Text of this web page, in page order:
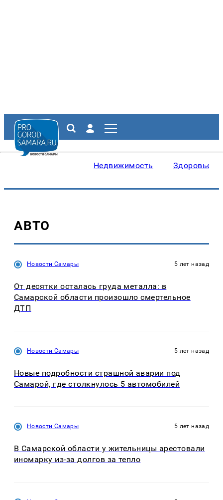
Недвижимость Здоровье
АВТО
Новости Самары 5 лет назад
От десятки осталась груда металла: в
Самарской области произошло смертельное
ДТП
Новости Самары 5 лет назад
Новые подробности страшной аварии под
Самарой, где столкнулось 5 автомобилей
Новости Самары 5 лет назад
В Самарской области у жительницы арестовали
иномарку из-за долгов за тепло